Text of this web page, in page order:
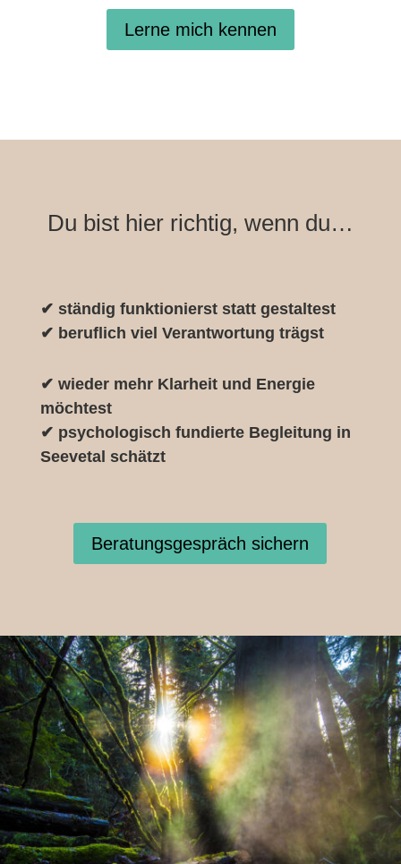
Lerne mich kennen
Du bist hier richtig, wenn du…
✔ ständig funktionierst statt gestaltest
✔ beruflich viel Verantwortung trägst
✔ wieder mehr Klarheit und Energie
möchtest
✔ psychologisch fundierte Begleitung in
Seevetal schätzt
Beratungsgespräch sichern